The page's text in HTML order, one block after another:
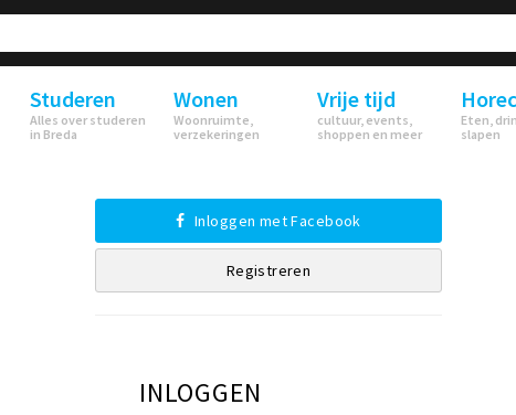
Studeren
Alles over studeren
in Breda
Wonen
Woonruimte,
verzekeringen
Vrije tijd
cultuur, events,
shoppen en meer
Eten,
slapen
Inloggen met Facebook
Registreren
INLOGGEN